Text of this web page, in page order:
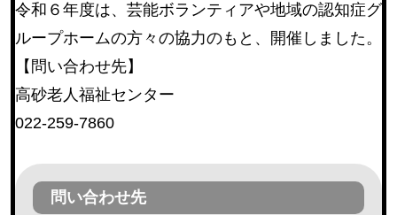
教育関連施設
その他(14)
活動内容
障害のある方等の作業補助(17)
環境整備(254)
令和６年度は、芸能ボランティアや地域の認知症グ
ループホームの方々の協力のもと、開催しました。
【問い合わせ先】
高砂老人福祉センター
022-259-7860
問い合わせ先